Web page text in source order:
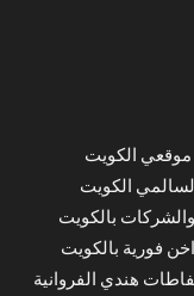
الكويت
الكويت
بالكويت
فورية بالكويت
هندي الفروانية